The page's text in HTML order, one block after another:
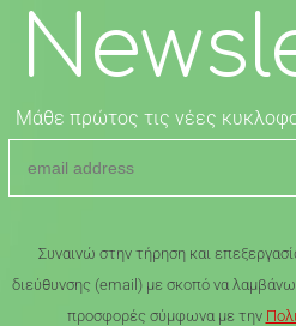
Μάθε πρώτος τις νέες
Συναινώ στην τήρηση και
διεύθυνσης (email) με σκοπό να λαμβάνω
προσφορές σύμφωνα με την